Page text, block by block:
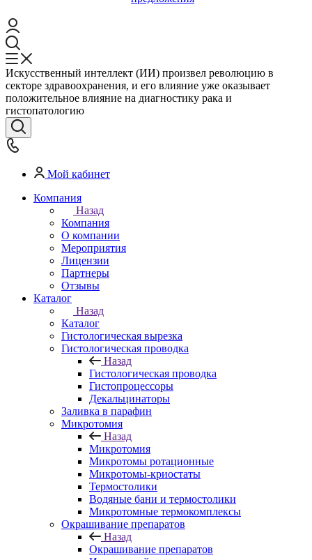
Искусственный интеллект (ИИ) произвел революцию в
секторе здравоохранения, и его влияние уже оказывает
положительное влияние на диагностику рака и
гистопатологию
Мой кабинет
Компания
Назад
Компания
О компании
Мероприятия
Лицензии
Партнеры
Отзывы
Каталог
Назад
Каталог
Гистологическая вырезка
Гистологическая проводка
Назад
Гистологическая проводка
Гистопроцессоры
Декальцинаторы
Заливка в парафин
Микротомия
Назад
Микротомия
Микротомы ротационные
Микротомы-криостаты
Термостолики
Водяные бани и термостолики
Микротомные термокомплексы
Окрашивание препаратов
Назад
Окрашивание препаратов